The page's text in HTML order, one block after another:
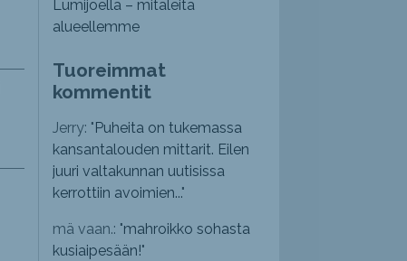
Lumijoella – mitaleita
alueellemme
Tuoreimmat
kommentit
Jerry: " Puheita on tukemassa
kansantalouden mittarit. Eilen
juuri valtakunnan uutisissa
kerrottiin avoimien..."
mä vaan.: "mahroikko sohasta
kusiaipesään!"